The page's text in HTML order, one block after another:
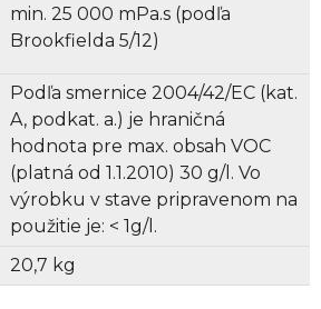
min. 25 000 mPa.s (podľa
Brookfielda 5/12)
Podľa smernice 2004/42/EC (kat.
A, podkat. a.) je hraničná
hodnota pre max. obsah VOC
(platná od 1.1.2010) 30 g/l. Vo
výrobku v stave pripravenom na
použitie je: < 1g/l.
20,7 kg